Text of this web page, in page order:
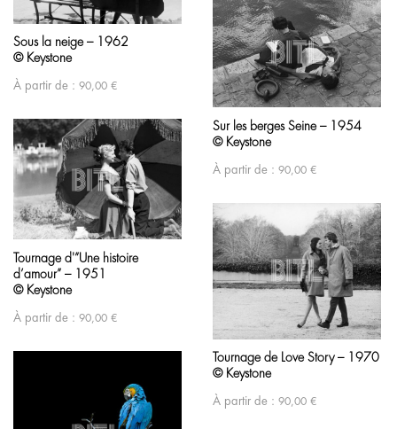
Sous la neige – 1962
© Keystone
À partir de : 90,00 €
Sur les berges Seine – 1954
© Keystone
À partir de : 90,00 €
Tournage d'”Une histoire
d’amour” – 1951
© Keystone
À partir de : 90,00 €
Tournage de Love Story – 1970
© Keystone
À partir de : 90,00 €